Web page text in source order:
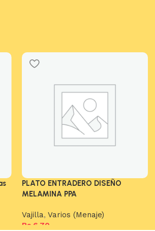
PLATO ENTRADERO DISEÑO
MELAMINA PPA
Vajilla, Varios (Menaje)
Bs. 6,70